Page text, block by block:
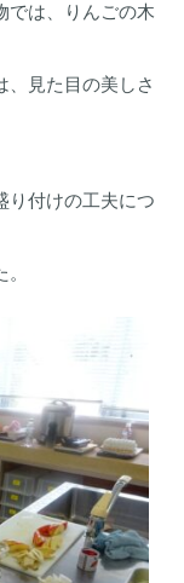
では、りんごの木
、見た目の美しさ
付けの工夫につ